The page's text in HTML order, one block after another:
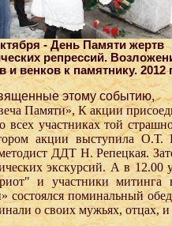
- День Памяти жертв
репрессий.
и венков к памятнику. 2012
этому событию,
Памяти», К акции
участниках той
акции выступила О.Т.
ДДТ Н. Репецкая.
экскурсий. А в 12.00
и участники митинга
поминальный
о своих мужьях, отцах, и